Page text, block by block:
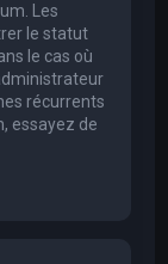
Les
le statut
le cas où
récurrents
essayez de